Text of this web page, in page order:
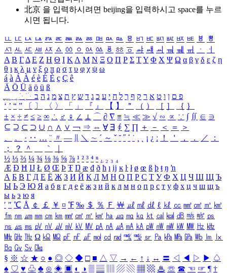
北京 을 입력하시려면 beijing을 입력하시고 space를 누르
시면 됩니다.
ㅥ ㅦ ㅧ ㅨ ㅩ ㅪ ㅫ ㅬ ㅭ ㅮ ㅯ ㅰ ㅱ ㅲ ㅳ ㅴ ㅵ ㅶ ㅷ ㅸ
ㅹ
ㅺ ㅻ ㅼ ㅽ ㅾ ㅿ ㆀ ㆁ ㆂ ㆃ ㆄ ㆅ ㆆ ㆇ ㆈ ㆉ ㆊ ㆋ ㆌ ㆍ
ㆎ
Α Β ΓΔ Ε Ζ Η Θ Ι ΚΛ Μ Ν Ξ Ο Π Ρ Σ ΤΥ Φ Χ Ψ Ω α β γ δ ε ζ η
θ ι κ λ μ ν ξ ο π ρ σ τ υ φ χ ψ ω
á à Á À é è É È ç Ç ê
Ä Ö Ü ä ö ü ß
ִֶֹ ֻּ ׁׂ פ ם ן ו ט א ר ק ף ך ל ח י ע כ ג ד ש ץ ת צ מ נ ה ב
‘ ’ “ ” 〔 〕 〈 〉 「 」 『 』 【 】 ＂ （ ） ［ ］ ｛ ｝
± × ÷ ≠ ≤ ≥ ∞ ∴ ♂ ♀ ∠ ⊥ ⌒ ∂ ∇ ≡ ≒ ≪ ≫ √ ∽ ∝ ∵ ∫ ∬ ∈ ∋
⊆ ⊇ ⊂ ⊃ ∪ ∩ ∧ ∨ ￢ ⇒ ⇔ ∀ ∃ ∮ ∑ ∏ ＋ － ＜ ＝
＞
、
。 · ‥ … ¨ 〃 ― ＼ ∼ ´ ～ ˇ ˘ ˝ ˚ ˙ ¸ ¡ ¿ ː ！ ＇ ， ． ／
：
；
？ ＾ ｀
½ ⅓ ⅔ ¼ ¾ ⅛ ⅜ ⅝ ⅞ ¹ ² ³ ⁴ ⁿ ₁ ₂ ₃ ₄
Æ Ð Ħ Ĳ Ł Ø Œ Þ Ŧ Ŋ æ đ ð ħ ı ĳ ĸ ŀ ł ø œ ß þ ŧ ŋ ŉ
А Б В Г Д Е Ё Ж З И Й К Л М Н О П Р С Т У Ф Х Ц Ч Ш Щ Ъ
Ы Ь Э Ю Я а б в г д е ё ж з и й к л м н о п р с т у ф х ц ч ш щ ъ
ы ь э ю я
′ ″ ℃ Å ￠ ￡ ￥ ¤ ℉ ‰ ＄ ％ Ｆ ￦ ㎕ ㎖ ㎗ ℓ ㎘ ㏄ ㎣ ㎤ ㎥ ㎦
㎙ ㎚ ㎛ ㎜ ㎝ ㎞ ㎟ ㎠ ㎡ ㎢ ㏊ ㎍ ㎎ ㎏ ㏏ ㎈ ㎉ ㏈ ㎧ ㎨ ㎰
㎱ ㎲ ㎳ ㎴ ㎵ ㎶ ㎷ ㎸ ㎹ ㎀ ㎁ ㎂ ㎃ ㎄ ㎺ ㎻ ㎽ ㎾ ㎿ ㎐ ㎑
㎒ ㎓ ㎔ Ω ㏀ ㏁ ㎊ ㎋ ㎌ ㏖ ㏅ ㎭ ㎮ ㎯ ㏛ ㎩ ㎪ ㎫ ㎬ ㏝ ㏐
㏓
㏃ ㏉ ㏜ ㏆
§ ※ ☆ ★ ○ ● ◎ ◇ ◆ □ ■ △ ▽ → ← ↑ ↓ ↔ 〓 ◁ ◀ ▷ ▶ ♤
♠ ♡ ♥ ♧ ♣ ⊙ ◈ ▣ ◐ ◑ ▒ ▤ ▨ ▧ ▦ ▩ ♨ ☏ ☎ ☜ ☞ ¶ †